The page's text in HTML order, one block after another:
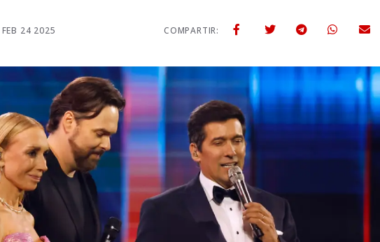
24 2025 COMPARTIR: